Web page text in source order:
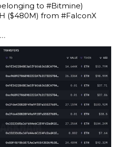
to #Bitmine)
($480M) from #FalconX